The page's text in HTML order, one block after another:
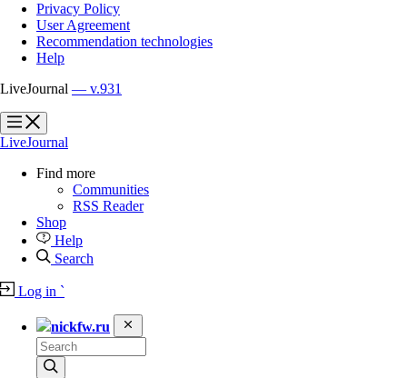
Privacy Policy
User Agreement
Recommendation technologies
Help
LiveJournal — v.931
?
?
LiveJournal
Find more
Communities
RSS Reader
Shop
Help
Search
Log in `
nickfw.ru